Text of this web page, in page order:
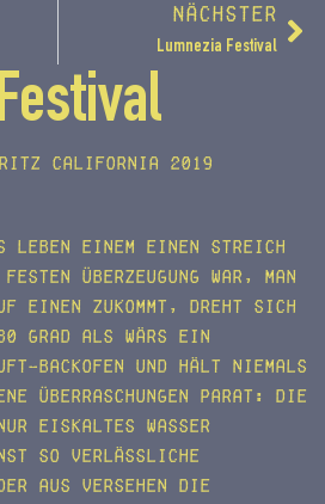
NÄCHSTER
Lumnezia Festival
California 2019
Leben einem einen Streich
Überzeugung war, man
einen zukommt, dreht sich
Grad als wärs ein
Backofen und hält niemals
Überraschungen parat: Die
eiskaltes Wasser
so verlässliche
aus Versehen die